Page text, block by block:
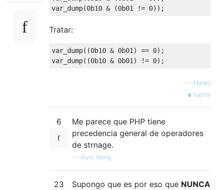
var_dump(0b10 & (0b01 != 0));
Tratar:
var_dump((0b10 & 0b01 ) == 0);
var_dump((0b10 & 0b01 ) != 0);
— Mateo
fuente
6
Me parece que PHP tiene
precedencia general de operadores
de strnage.
— Alvin Wong
23 Supongo que es por eso que NUNCA